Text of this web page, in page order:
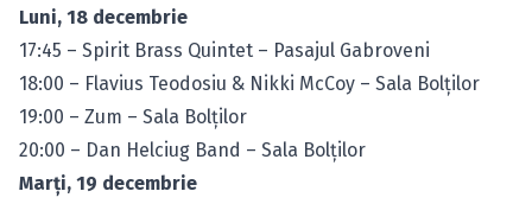
Luni, 18 decembrie
17:45 – Spirit Brass Quintet – Pasajul Gabroveni
18:00 – Flavius Teodosiu & Nikki McCoy – Sala Bolţilor
19:00 – Zum – Sala Bolţilor
20:00 – Dan Helciug Band – Sala Bolţilor
Marţi, 19 decembrie